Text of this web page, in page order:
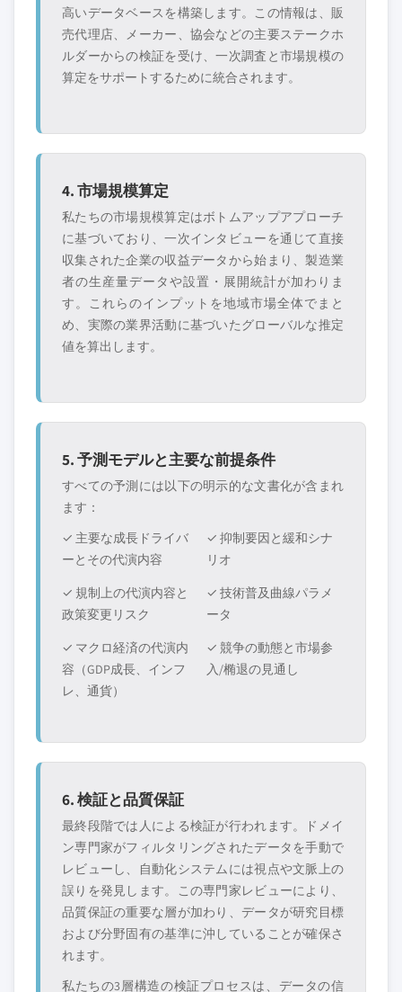
高いデータベースを構築します。この情報は、販
売代理店、メーカー、協会などの主要ステークホ
ルダーからの検証を受け、一次調査と市場規模の
算定をサポートするために統合されます。
4. 市場規模算定
私たちの市場規模算定はボトムアップアプローチ
に基づいており、一次インタビューを通じて直接
収集された企業の収益データから始まり、製造業
者の生産量データや設置・展開統計が加わりま
す。これらのインプットを地域市場全体でまと
め、実際の業界活動に基づいたグローバルな推定
値を算出します。
5. 予測モデルと主要な前提条件
すべての予測には以下の明示的な文書化が含まれ
ます：
✓ 主要な成長ドライバ
ーとその代演内容
✓ 抑制要因と緩和シナ
リオ
✓ 規制上の代演内容と
政策変更リスク
✓ 技術普及曲線パラメ
ータ
✓ マクロ経済の代演内
容（GDP成長、インフ
レ、通貨）
✓ 競争の動態と市場参
入/椭退の見通し
6. 検証と品質保証
最終段階では人による検証が行われます。ドメイ
ン専門家がフィルタリングされたデータを手動で
レビューし、自動化システムには視点や文脈上の
誤りを発見します。この専門家レビューにより、
品質保証の重要な層が加わり、データが研究目標
および分野固有の基準に沖していることが確保さ
れます。
私たちの3層構造の検証プロセスは、データの信